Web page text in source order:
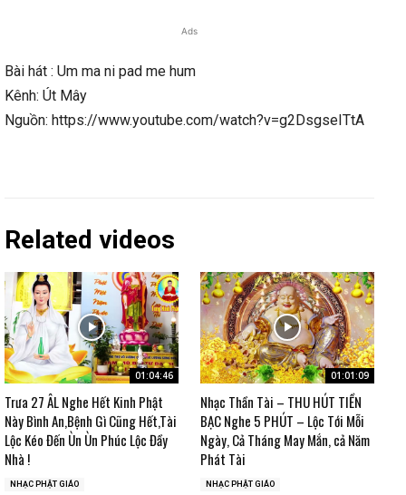
Ads
Bài hát : Um ma ni pad me hum
Kênh: Út Mây
Nguồn: https://www.youtube.com/watch?v=g2DsgseITtA
Related videos
01:04:46
Trưa 27 ÂL Nghe Hết Kinh Phật
Này Bình An,Bệnh Gì Cũng Hết,Tài
Lộc Kéo Đến Ùn Ùn Phúc Lộc Đầy
Nhà !
NHẠC PHẬT GIÁO
01:01:09
Nhạc Thần Tài – THU HÚT TIỀN
BẠC Nghe 5 PHÚT – Lộc Tới Mỗi
Ngày, Cả Tháng May Mắn, cả Năm
Phát Tài
NHẠC PHẬT GIÁO